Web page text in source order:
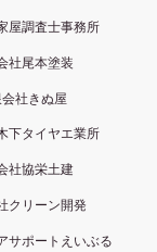
屋調査士事務所
社尾本塗装
社きぬ屋
下タイヤエ業所
社協栄土建
クリーン開発
サポートえいぶる